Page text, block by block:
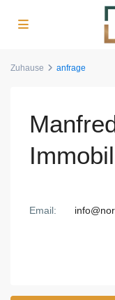
Zuhause anfrage
Email: